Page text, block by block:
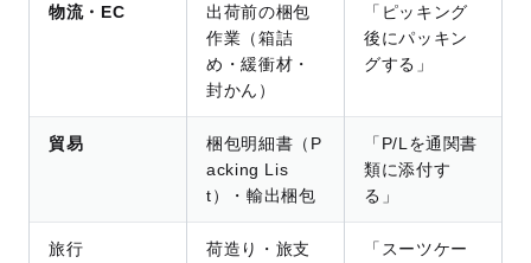
物流・EC
出荷前の梱包
作業（箱詰
め・緩衝材・
封かん）
「ピッキング
後にパッキン
グする」
貿易
梱包明細書（P
acking Lis
t）・輸出梱包
「P/Lを通関書
類に添付す
る」
旅行
荷造り・旅支
「スーツケー